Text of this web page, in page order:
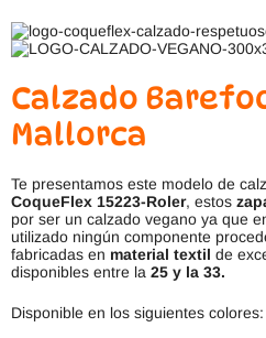
Calzado
Mallorca
Te presentamos este modelo de
CoqueFlex 15223-Roler, estos
por ser un calzado vegano ya que
utilizado ningún componente
fabricadas en material textil de
disponibles entre la 25 y la 33.
Disponible en los siguientes colores: